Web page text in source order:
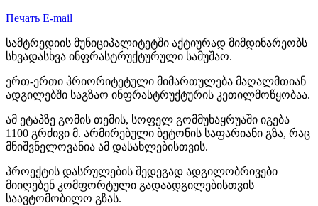
Печать E-mail
სამტრედიის მუნიციპალიტეტში აქტიურად მიმდინარეობს
სხვადასხვა ინფრასტრუქტურული სამუშაო.
ერთ-ერთი პრიორიტეტული მიმართულება მაღალმთიან
ადგილებში საგზაო ინფრასტრუქტურის კეთილმოწყობაა.
ამ ეტაპზე გომის თემის, სოფელ გომმუხაყრუაში იგება
1100 გრძივი მ. არმირებული ბეტონის საფარიანი გზა, რაც
მნიშვნელოვანია ამ დასახლებისთვის.
პროექტის დასრულების შედეგად ადგილობრივები
მიიღებენ კომფორტული გადაადგილებისთვის
საავტომობილო გზას.